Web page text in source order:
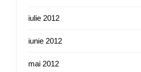
iulie 2012
iunie 2012
mai 2012